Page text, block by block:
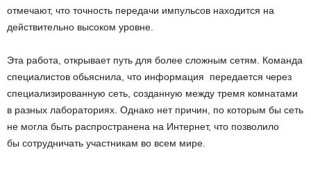
отмечают, что точность передачи импульсов находится на
действительно высоком уровне.
Эта работа, открывает путь для более сложным сетям. Команда
специалистов обьяснила, что информация передается через
специализированную сеть, созданную между тремя комнатами
в разных лабораториях. Однако нет причин, по которым бы сеть
не могла быть распространена на Интернет, что позволило
бы сотрудничать участникам во всем мире.